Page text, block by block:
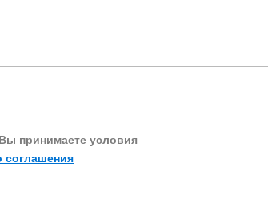
принимаете условия
соглашения